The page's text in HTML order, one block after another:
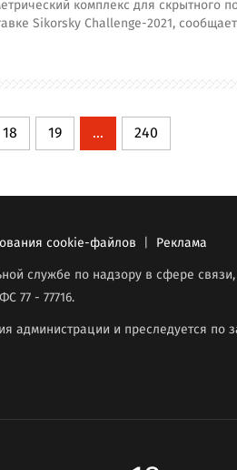
комплекс для скрытного
Sikorsky Challenge-2021,
18 19 ... 240
cookie-файлов | Реклама
службе по надзору в сфере
77 - 77716.
администрации и преследуется по